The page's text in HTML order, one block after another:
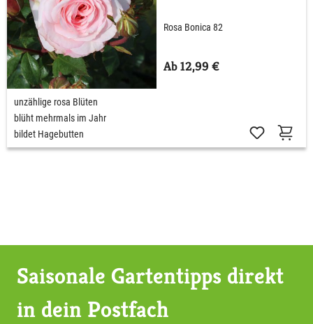
Rosa Bonica 82
Ab 12,99 €
unzählige rosa Blüten
blüht mehrmals im Jahr
bildet Hagebutten
Saisonale Gartentipps direkt
in dein Postfach